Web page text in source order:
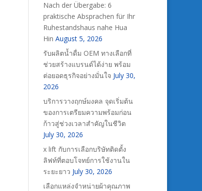
Nach der Übergabe: 6
praktische Absprachen für Ihr
Ruhestandshaus nahe Hua
Hin August 5, 2026
รับผลิตน้ำดื่ม OEM ทางเลือกที่
ช่วยสร้างแบรนด์ได้ง่าย พร้อม
ต่อยอดธุรกิจอย่างมั่นใจ July 30,
2026
บริการวางฤกษ์มงคล จุดเริ่มต้น
ของการเตรียมความพร้อมก่อน
ก้าวสู่ช่วงเวลาสำคัญในชีวิต
July 30, 2026
x lift กับการเลือกบริษัทติดตั้ง
ลิฟท์ที่ตอบโจทย์การใช้งานใน
ระยะยาว July 30, 2026
เลือกแหล่งจำหน่ายผ้าคุณภาพ